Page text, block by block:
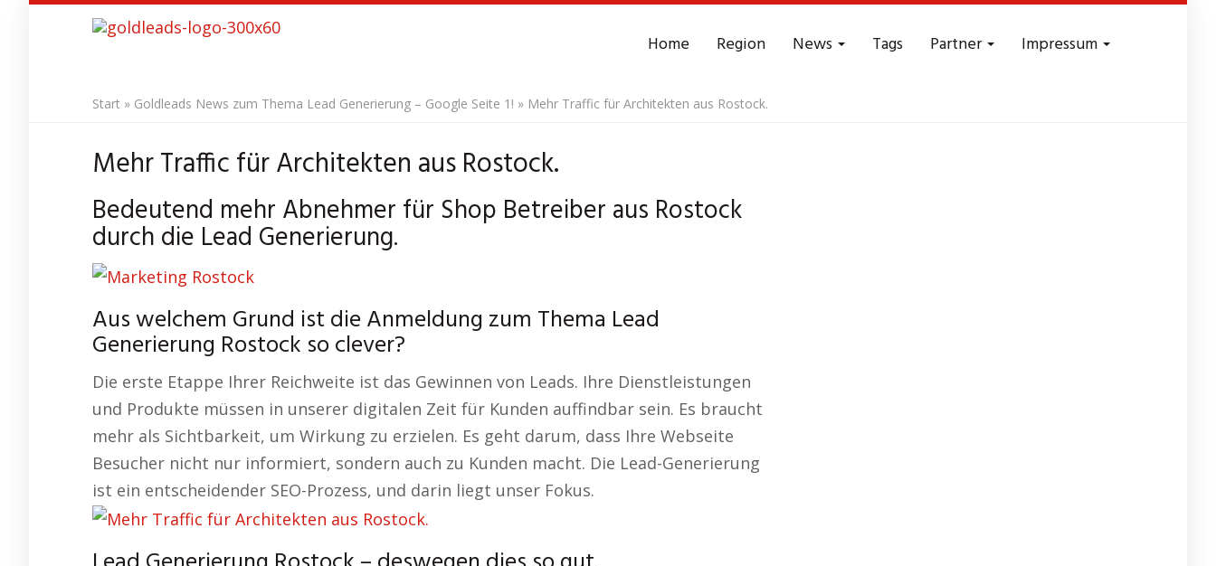
Home Region News Tags Partner Impressum
Start » Goldleads News zum Thema Lead Generierung – Google Seite 1! » Mehr Traffic für Architekten aus Rostock.
Mehr Traffic für Architekten aus Rostock.
Bedeutend mehr Abnehmer für Shop Betreiber aus Rostock
durch die Lead Generierung.
Aus welchem Grund ist die Anmeldung zum Thema Lead
Generierung Rostock so clever?
Die erste Etappe Ihrer Reichweite ist das Gewinnen von Leads. Ihre Dienstleistungen
und Produkte müssen in unserer digitalen Zeit für Kunden auffindbar sein. Es braucht
mehr als Sichtbarkeit, um Wirkung zu erzielen. Es geht darum, dass Ihre Webseite
Besucher nicht nur informiert, sondern auch zu Kunden macht. Die Lead-Generierung
ist ein entscheidender SEO-Prozess, und darin liegt unser Fokus.